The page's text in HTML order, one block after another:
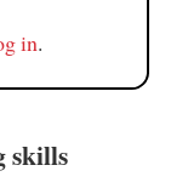
in.
skills